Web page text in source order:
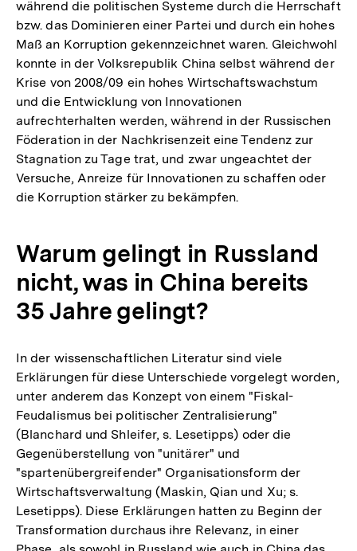
während die politischen Systeme durch die Herrschaft
bzw. das Dominieren einer Partei und durch ein hohes
Maß an Korruption gekennzeichnet waren. Gleichwohl
konnte in der Volksrepublik China selbst während der
Krise von 2008/09 ein hohes Wirtschaftswachstum
und die Entwicklung von Innovationen
aufrechterhalten werden, während in der Russischen
Föderation in der Nachkrisenzeit eine Tendenz zur
Stagnation zu Tage trat, und zwar ungeachtet der
Versuche, Anreize für Innovationen zu schaffen oder
die Korruption stärker zu bekämpfen.
Warum gelingt in Russland
nicht, was in China bereits
35 Jahre gelingt?
In der wissenschaftlichen Literatur sind viele
Erklärungen für diese Unterschiede vorgelegt worden,
unter anderem das Konzept von einem "Fiskal-
Feudalismus bei politischer Zentralisierung"
(Blanchard und Shleifer, s. Lesetipps) oder die
Gegenüberstellung von "unitärer" und
"spartenübergreifender" Organisationsform der
Wirtschaftsverwaltung (Maskin, Qian und Xu; s.
Lesetipps). Diese Erklärungen hatten zu Beginn der
Transformation durchaus ihre Relevanz, in einer